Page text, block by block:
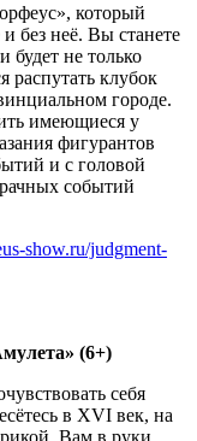
который
без неё. Вы станете
будет не только
распутать клубок
городе.
имеющиеся у
фигурантов
и с головой
событий
show.ru/judgment-
(6+)
себя
в XVI век, на
Вам в руки